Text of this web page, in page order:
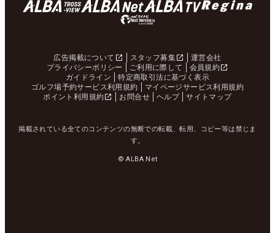
広告掲載について スタッフ募集
運営会社
プライバシーポリシー
ご利用に際して
会員規約
ガイドライン
特定商取引法に基づく表示
ゴルフ場予約サービス利用規約
マイページサービス利用規約
ポイント利用規約
お問合せ ヘルプ サイトマップ
掲載されている全てのコンテンツの無断での転載、転用、コピー等は禁じま
す。
© ALBA Net